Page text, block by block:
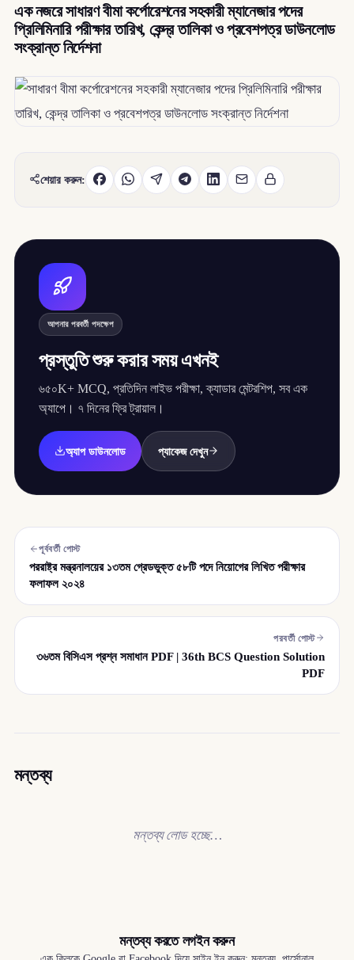
এক নজরে সাধারণ বীমা কর্পোরেশনের সহকারী ম্যানেজার পদের
প্রিলিমিনারি পরীক্ষার তারিখ, কেন্দ্র তালিকা ও প্রবেশপত্র ডাউনলোড
সংক্রান্ত নির্দেশনা
শেয়ার করুন:
আপনার পরবর্তী পদক্ষেপ
প্রস্তুতি শুরু করার সময় এখনই
৬৫০K+ MCQ, প্রতিদিন লাইভ পরীক্ষা, ক্যাডার মেন্টরশিপ, সব এক
অ্যাপে। ৭ দিনের ফ্রি ট্রায়াল।
অ্যাপ ডাউনলোড প্যাকেজ দেখুন
পূর্ববর্তী পোস্ট
পররাষ্ট্র মন্ত্রনালয়ের ১৩তম গ্রেডভুক্ত ৫৮টি পদে নিয়োগের লিখিত পরীক্ষার
ফলাফল ২০২৪
পরবর্তী পোস্ট
৩৬তম বিসিএস প্রশ্ন সমাধান PDF | 36th BCS Question Solution
PDF
মন্তব্য
মন্তব্য লোড হচ্ছে…
মন্তব্য করতে লগইন করুন